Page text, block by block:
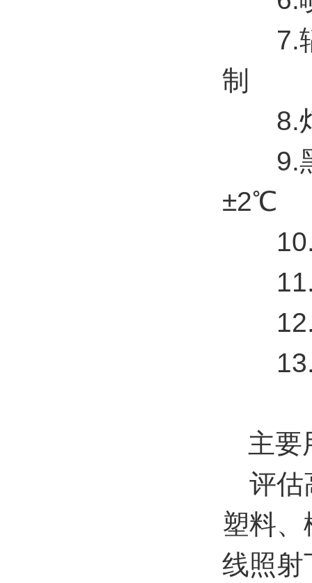
7.辐
制
8.灯
9.黑
±2℃
10.
11.
12.
13.
主要
评估
塑料
线照射